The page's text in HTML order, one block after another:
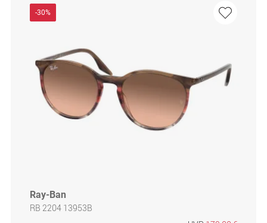
-30%
Ray-Ban
RB 2204 13953B